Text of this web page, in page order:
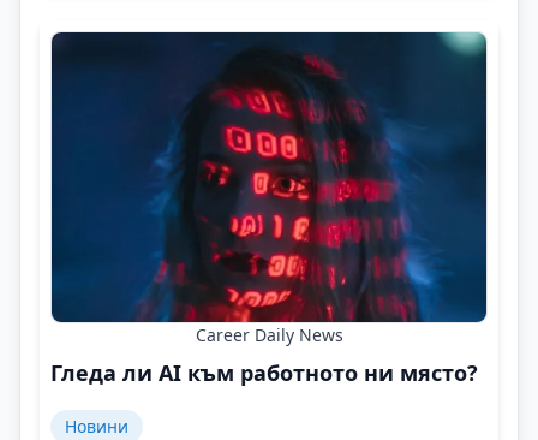
Career Daily News
Гледа ли AI към работното ни място?
Новини